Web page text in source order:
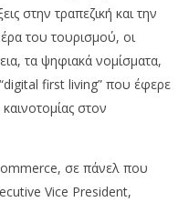
στην τραπεζική και την
του τουρισμού, οι
τα ψηφιακά νομίσματα,
first living” που έφερε
στον
σε πάνελ που
Vice President,